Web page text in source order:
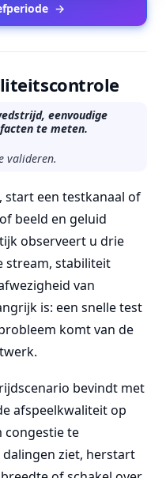
→
eenvoudige
te meten.
valideren.
een testkanaal of
beeld en geluid
observeert u drie
stream, stabiliteit
van
is: een snelle test
komt van de
bevindt met
afspeelkwaliteit op
congestie te
ziet, herstart